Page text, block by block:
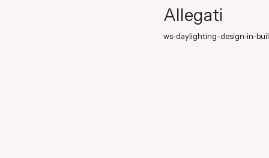
Allegati
ws-daylighting-design-in-